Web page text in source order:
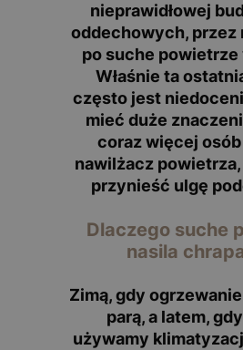
nieprawidłowej
oddechowych, przez
po suche powietrze
Właśnie ta
często jest
mieć duże
coraz więcej
nawilżacz powietrza
przynieść ulgę
Dlaczego suche
nasila
Zimą, gdy ogrzewanie
parą, a latem,
używamy